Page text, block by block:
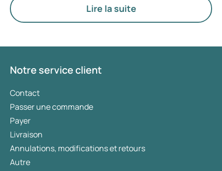
Mounjaro et Wegovy sont généralement
privilégiés. Le choix du traitement le plus adapté
d’utilisation de médicaments.
Lire la suite
Notre service client
Contact
Passer une commande
Payer
Livraison
Annulations, modifications et retours
Autre